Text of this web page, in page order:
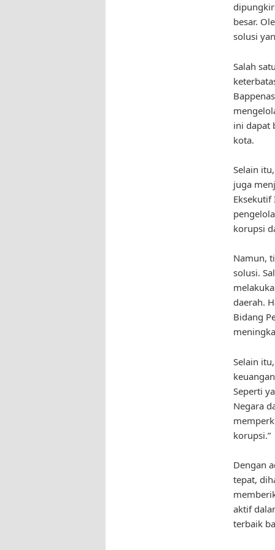
besar.
solusi
Salah
ini dapat
kota.
Selain
juga
Eksekutif
korupsi
Namun,
solusi.
daerah.
Bidang
Selain
Seperti
Negara
korupsi.”
Dengan
tepat,
aktif
terbaik